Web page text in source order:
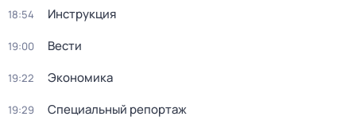
18:54 Инструкция
19:00 Вести
19:22 Экономика
19:29 Специальный репортаж